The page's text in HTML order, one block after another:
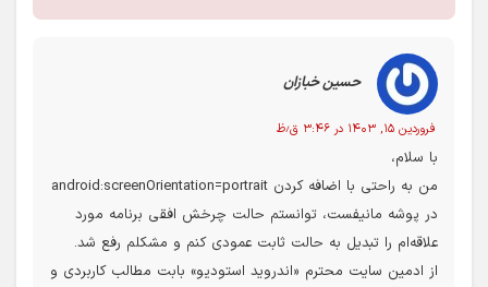
حسین خبازان
فروردین ۱۵, ۱۴۰۳ در ۳:۴۶ ق٫ظ
با سلام،
من به راحتی با اضافه کردن android:screenOrientation=portrait
در پوشه مانیفست، توانستم حالت چرخش افقی برنامه مورد
علاقه‌ام را تبدیل به حالت ثابت عمودی کنم و مشکلم رفع شد.
از ادمین سایت محترم «اندروید استودیو» بابت مطالب کاربردی و